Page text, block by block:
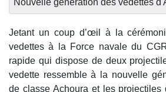
Nouvelle génération des vedettes
Jetant un coup d’œil à la
vedettes à la Force navale du
rapide qui dispose de deux
vedette ressemble à la nouvelle
de classe Achoura et les